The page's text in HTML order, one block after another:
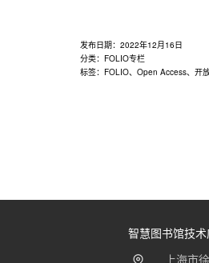
发布日期： 2022年12月16日
分类： FOLIO专栏
标签： FOLIO、 Open Access、 开
智慧图书馆技
上海市